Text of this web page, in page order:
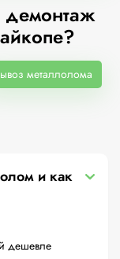
металлолома
и как
дешевле